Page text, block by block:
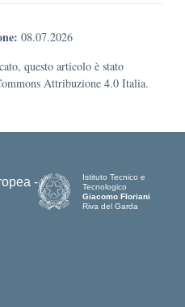
08.07.2026
questo articolo è stato
Attribuzione 4.0 Italia.
Istituto Tecnico e
Tecnologico
Giacomo Floriani
Riva del Garda